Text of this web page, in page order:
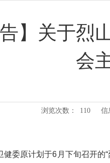
告】关于烈
会
浏览次数： 110 信
健委原计划于6月下旬召开的